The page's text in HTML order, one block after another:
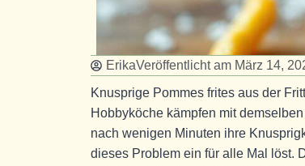
ErikaVeröffentlicht am März 14,
Knusprige Pommes frites aus der
Hobbyköche kämpfen mit
nach wenigen Minuten ihre
dieses Problem ein für alle Mal löst.